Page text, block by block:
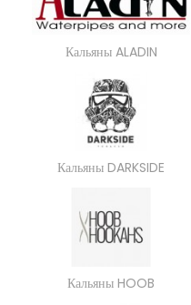
Кальяны ALADIN
Кальяны DARKSIDE
Кальяны HOOB